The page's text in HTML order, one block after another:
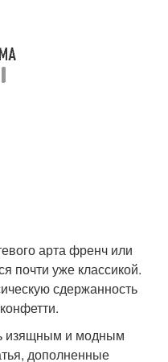
арта френч или
почти уже классикой.
сдержанность
изящным и модным
дополненные